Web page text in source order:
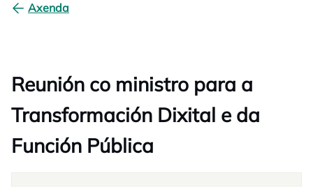
Axenda
Reunión co ministro para a
Transformación Dixital e da
Función Pública